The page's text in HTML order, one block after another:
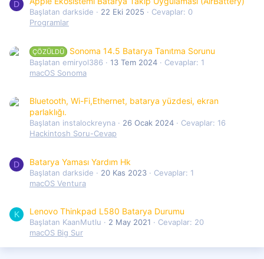
D
Başlatan darkside 22 Eki 2025
Cevaplar: 0
Programlar
ÇÖZÜLDÜ Sonoma 14.5 Batarya Tanıtma Sorunu
Başlatan emiryol386 13 Tem 2024
Cevaplar: 1
macOS Sonoma
Bluetooth, Wi-Fi,Ethernet, batarya yüzdesi, ekran
parlaklığı.
Başlatan instalockreyna 26 Ocak 2024
Cevaplar: 16
Hackintosh Soru-Cevap
D Batarya Yaması Yardım Hk
Başlatan darkside 20 Kas 2023
Cevaplar: 1
macOS Ventura
K Lenovo Thinkpad L580 Batarya Durumu
Başlatan KaanMutlu 2 May 2021
Cevaplar: 20
macOS Big Sur